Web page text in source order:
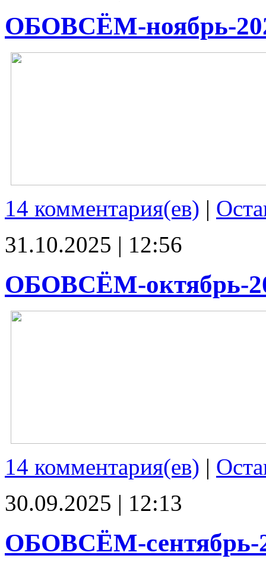
ОБОВСЁМ-ноябрь-
14 комментария(ев) |
31.10.2025 | 12:56
ОБОВСЁМ-октябрь-
14 комментария(ев) |
30.09.2025 | 12:13
ОБОВСЁМ-сентябрь-